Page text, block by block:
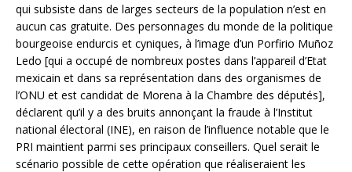
qui subsiste dans de larges secteurs de la population n’est en
aucun cas gratuite. Des personnages du monde de la politique
bourgeoise endurcis et cyniques, à l’image d’un Porfirio Muñoz
Ledo [qui a occupé de nombreux postes dans l’appareil d’Etat
mexicain et dans sa représentation dans des organismes de
l’ONU et est candidat de Morena à la Chambre des députés],
déclarent qu’il y a des bruits annonçant la fraude à l’Institut
national électoral (INE), en raison de l’influence notable que le
PRI maintient parmi ses principaux conseillers. Quel serait le
scénario possible de cette opération que réaliseraient les